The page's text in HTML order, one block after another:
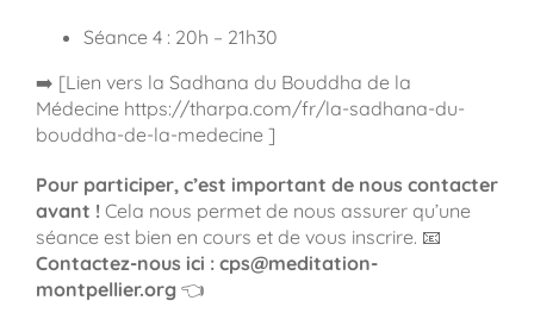
Séance 4 : 20h – 21h30
➡️ [Lien vers la Sadhana du Bouddha de la
Médecine https://tharpa.com/fr/la-sadhana-du-
bouddha-de-la-medecine ]
Pour participer, c’est important de nous contacter
avant ! Cela nous permet de nous assurer qu’une
séance est bien en cours et de vous inscrire. 📧
Contactez-nous ici : cps@meditation-
montpellier.org👈